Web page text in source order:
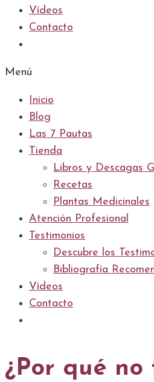
Vídeos
Contacto
Menú
Inicio
Blog
Las 7 Pautas
Tienda
Libros y Descagas
Recetas
Plantas Medicinales
Atención Profesional
Testimonios
Descubre los
Bibliografía
Vídeos
Contacto
¿Por qué